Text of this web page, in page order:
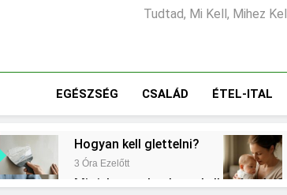
Tudtad, Mi Kell, Mihez
EGÉSZSÉG CSALÁD ÉTEL-ITAL
Hogyan kell glettelni?
3 Óra Ezelőtt
Mit jelent a thm hogy kell számolni?